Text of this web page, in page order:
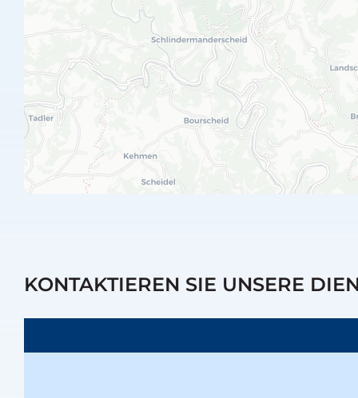
KONTAKTIEREN SIE UNSERE